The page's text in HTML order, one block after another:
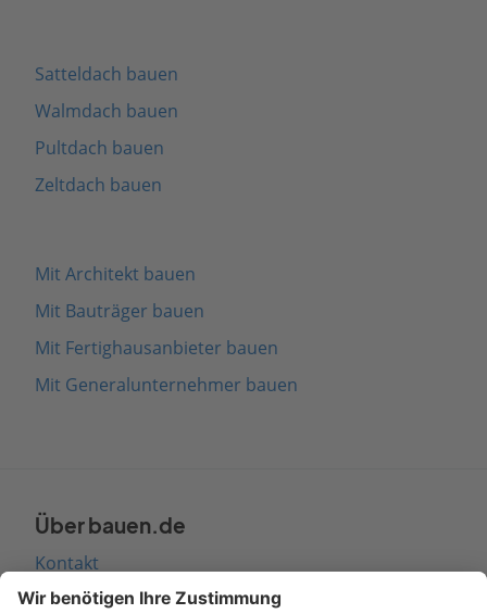
Satteldach bauen
Walmdach bauen
Pultdach bauen
Zeltdach bauen
Mit Architekt bauen
Mit Bauträger bauen
Mit Fertighausanbieter bauen
Mit Generalunternehmer bauen
Über bauen.de
Kontakt
Seitenaufbau